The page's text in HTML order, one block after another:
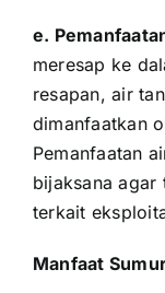
e.
meresap ke
resapan, air
dimanfaatkan
Pemanfaatan
bijaksana agar
terkait
Manfaat